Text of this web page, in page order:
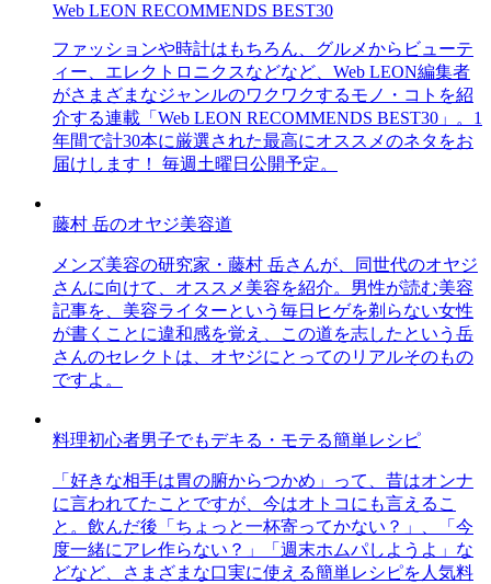
Web LEON RECOMMENDS BEST30
ファッションや時計はもちろん、グルメからビューテ
ィー、エレクトロニクスなどなど、Web LEON編集者
がさまざまなジャンルのワクワクするモノ・コトを紹
介する連載「Web LEON RECOMMENDS BEST30」。1
年間で計30本に厳選された最高にオススメのネタをお
届けします！ 毎週土曜日公開予定。
藤村 岳のオヤジ美容道
メンズ美容の研究家・藤村 岳さんが、同世代のオヤジ
さんに向けて、オススメ美容を紹介。男性が読む美容
記事を、美容ライターという毎日ヒゲを剃らない女性
が書くことに違和感を覚え、この道を志したという岳
さんのセレクトは、オヤジにとってのリアルそのもの
ですよ。
料理初心者男子でもデキる・モテる簡単レシピ
「好きな相手は胃の腑からつかめ」って、昔はオンナ
に言われてたことですが、今はオトコにも言えるこ
と。飲んだ後「ちょっと一杯寄ってかない？」、「今
度一緒にアレ作らない？」「週末ホムパしようよ」な
どなど、さまざまな口実に使える簡単レシピを人気料